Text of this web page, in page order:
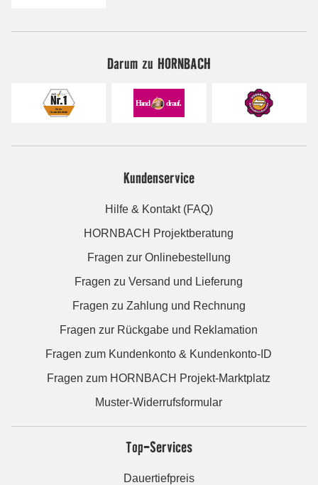
Darum zu HORNBACH
Kundenservice
Hilfe & Kontakt (FAQ)
HORNBACH Projektberatung
Fragen zur Onlinebestellung
Fragen zu Versand und Lieferung
Fragen zu Zahlung und Rechnung
Fragen zur Rückgabe und Reklamation
Fragen zum Kundenkonto & Kundenkonto-ID
Fragen zum HORNBACH Projekt-Marktplatz
Muster-Widerrufsformular
Top-Services
Dauertiefpreis